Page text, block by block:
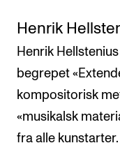
Henrik
Henrik
begrepet
kompositorisk
«musikalsk
fra alle